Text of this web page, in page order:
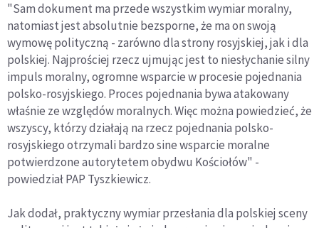
"Sam dokument ma przede wszystkim wymiar moralny,
natomiast jest absolutnie bezsporne, że ma on swoją
wymowę polityczną - zarówno dla strony rosyjskiej, jak i dla
polskiej. Najprościej rzecz ujmując jest to niesłychanie silny
impuls moralny, ogromne wsparcie w procesie pojednania
polsko-rosyjskiego. Proces pojednania bywa atakowany
właśnie ze względów moralnych. Więc można powiedzieć, że
wszyscy, którzy działają na rzecz pojednania polsko-
rosyjskiego otrzymali bardzo sine wsparcie moralne
potwierdzone autorytetem obydwu Kościołów" -
powiedział PAP Tyszkiewicz.
Jak dodał, praktyczny wymiar przesłania dla polskiej sceny